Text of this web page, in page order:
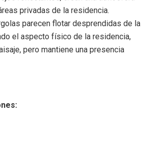
privadas de la residencia.
parecen flotar desprendidas de la
el aspecto físico de la residencia,
pero mantiene una presencia